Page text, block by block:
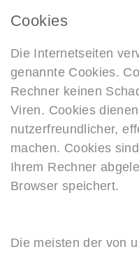
Cookies
Die Internetseiten
genannte Cookies.
Rechner keinen
Viren. Cookies
nutzerfreundlicher,
machen. Cookies
Ihrem Rechner
Browser speichert.
Die meisten der von